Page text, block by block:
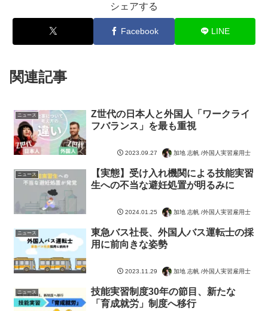
シェアする
Facebook LINE
関連記事
ニュース
Z世代の日本人と外国人「ワークライ
フバランス」を最も重視
2023.09.27 加地 志帆 /外国人実習雇用士
ニュース
【実態】受け入れ機関による技能実習
生への不当な避妊処置が明るみに
2024.01.25 加地 志帆 /外国人実習雇用士
ニュース
東急バス社長、外国人バス運転士の採
用に前向きな姿勢
2023.11.29 加地 志帆 /外国人実習雇用士
ニュース
技能実習制度30年の節目、新たな
「育成就労」制度へ移行